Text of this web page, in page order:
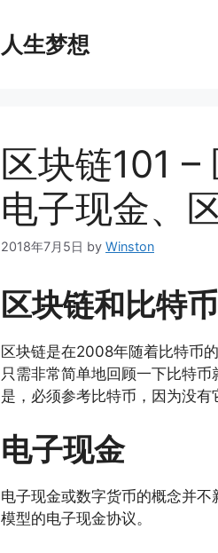
人生梦想
区块链101 –
电子现金、
2018年7月5日 by Winston
区块链和比特
区块链是在2008年随着比特币
只需非常简单地回顾一下比特
是，必须参考比特币，因为没有
电子现金
电子现金或数字货币的概念并
模型的电子现金协议。